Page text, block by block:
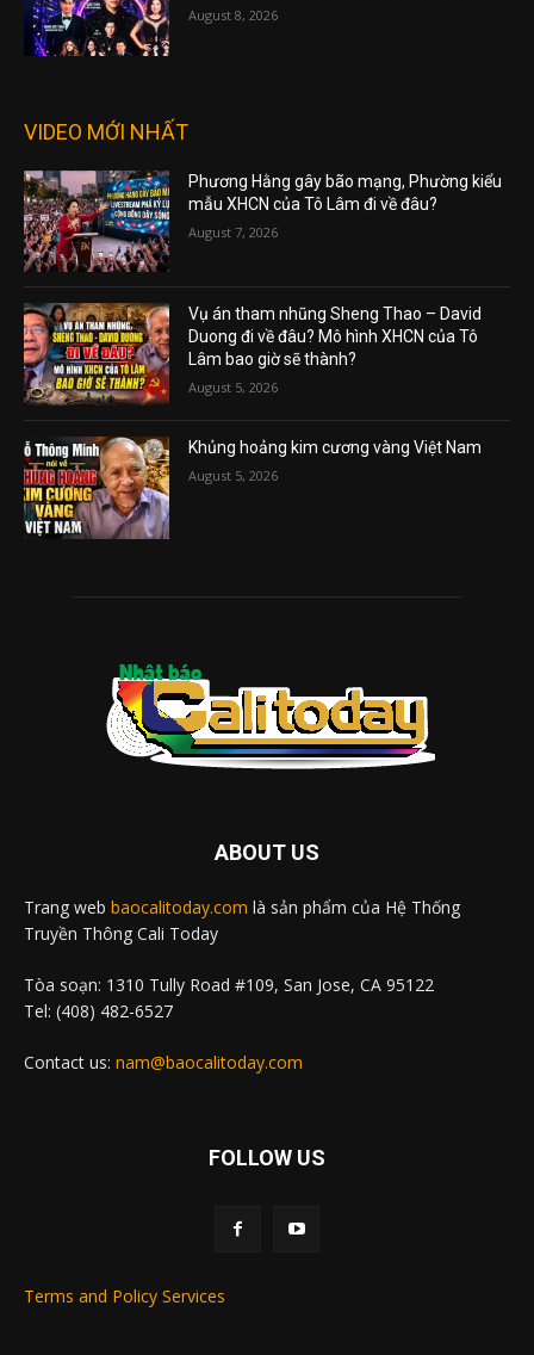
August 8, 2026
VIDEO MỚI NHẤT
Phương Hằng gây bão mạng, Phường kiểu
mẫu XHCN của Tô Lâm đi về đâu?
August 7, 2026
Vụ án tham nhũng Sheng Thao – David
Duong đi về đâu? Mô hình XHCN của Tô
Lâm bao giờ sẽ thành?
August 5, 2026
Khủng hoảng kim cương vàng Việt Nam
August 5, 2026
ABOUT US
Trang web baocalitoday.com là sản phẩm của Hệ Thống
Truyền Thông Cali Today
Tòa soạn: 1310 Tully Road #109, San Jose, CA 95122
Tel: (408) 482-6527
Contact us: nam@baocalitoday.com
FOLLOW US
Terms and Policy Services